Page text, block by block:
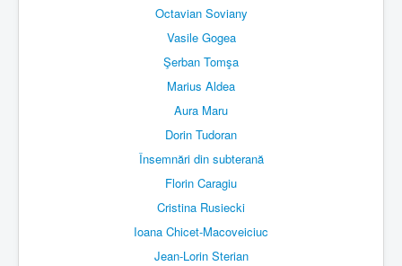
Octavian Soviany
Vasile Gogea
Şerban Tomşa
Marius Aldea
Aura Maru
Dorin Tudoran
Însemnări din subterană
Florin Caragiu
Cristina Rusiecki
Ioana Chicet-Macoveiciuc
Jean-Lorin Sterian